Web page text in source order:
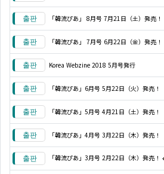
「韓流ぴあ」 8月号 7月21日（土）発売！
「韓流ぴあ」 7月号 6月22日（金）発売！
Korea Webzine 2018 5月号発行
「韓流ぴあ」6月号 5月22日（火）発売！
「韓流ぴあ」5月号 4月21日（土）発売！
「韓流ぴあ」4月号 3月22日（木）発売！
「韓流ぴあ」3月号 2月22日（木）発売！